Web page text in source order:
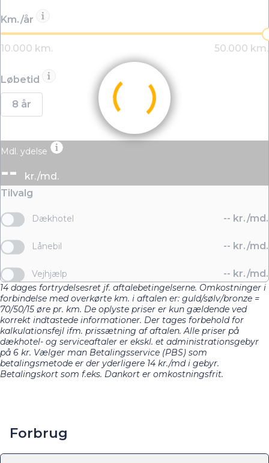
Km./år
Løbetid
8 år
Mdl. ydelse
--
kr./md.
Tilvalg
Dækhotel -- kr./md.
Lånebil -- kr./md.
Vejhjælp -- kr./md.
14 dages fortrydelsesret jf. aftalebetingelserne. Omkostninger i
forbindelse med overkørte km. i aftalen er: guld/sølv/bronze =
70/50/15 øre pr. km. De oplyste priser er kun gældende ved
korrekt indtastede informationer. Der tages forbehold for
kalkulationsfejl ifm. prissætning af aftalen. Alle priser på
dækhotel- og serviceaftaler er ekskl. et administrationsgebyr
på 6 kr. Vælger man Betalingsservice (PBS) som
betalingsmetode er der yderligere 14 kr./md i gebyr.
Betalingskort som f.eks. Dankort er omkostningsfrit.
Forbrug